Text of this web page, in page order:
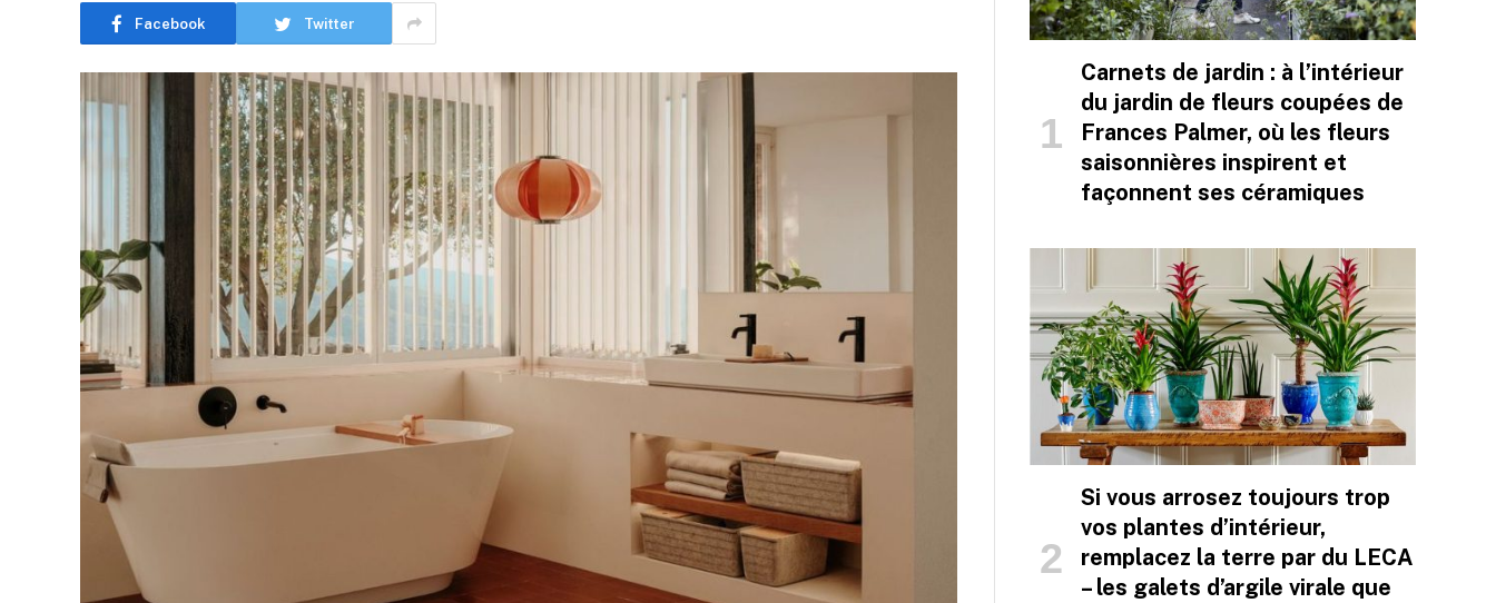
Facebook Twitter
Carnets de jardin : à l’intérieur
du jardin de fleurs coupées de
Frances Palmer, où les fleurs
saisonnières inspirent et
façonnent ses céramiques
Si vous arrosez toujours trop
vos plantes d’intérieur,
remplacez la terre par du LECA
– les galets d’argile virale que